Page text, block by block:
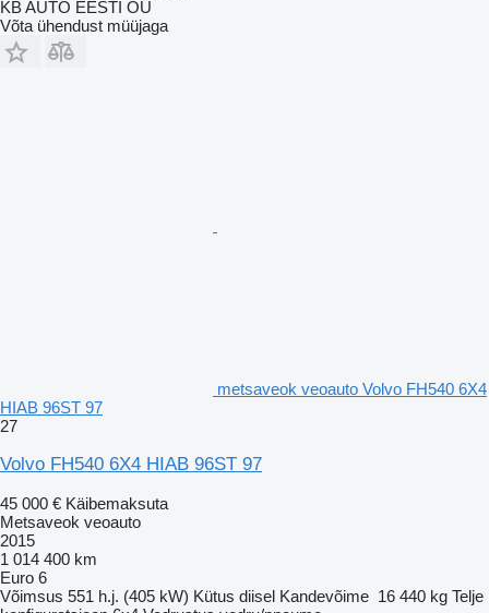
KB AUTO EESTI OÜ
Võta ühendust müüjaga
metsaveok veoauto Volvo FH540 6X4
HIAB 96ST 97
27
Volvo FH540 6X4 HIAB 96ST 97
45 000 € Käibemaksuta
Metsaveok veoauto
2015
1 014 400 km
Euro 6
Võimsus 551 h.j. (405 kW) Kütus diisel Kandevõime 16 440 kg Telje